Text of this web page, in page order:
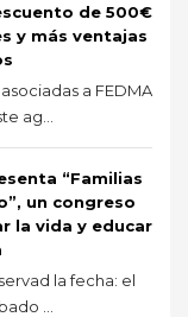
de 500€
y más ventajas
a FEDMA
ag...
“Familias
un congreso
la vida y educar
la fecha: el
...